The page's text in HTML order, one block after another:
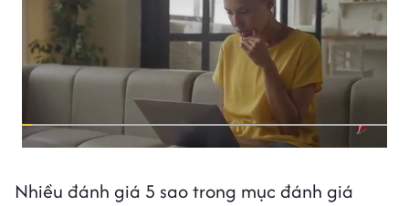
Nhiều đánh giá 5 sao trong mục đánh giá